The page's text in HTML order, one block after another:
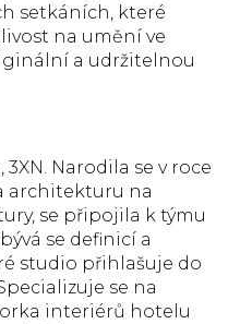
setkáních, které
na umění ve
a udržitelnou
Narodila se v roce
architekturu na
se připojila k týmu
se definicí a
studio přihlašuje do
se na
interiérů hotelu